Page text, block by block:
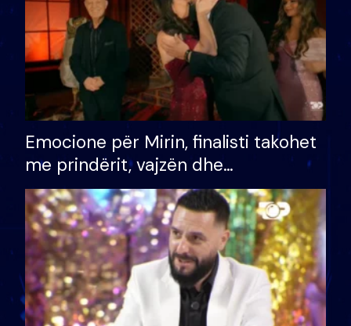
Emocione për Mirin, finalisti takohet
me prindërit, vajzën dhe
bashkëshorten: S’kemi ndonjë letër
divorci apo jo?